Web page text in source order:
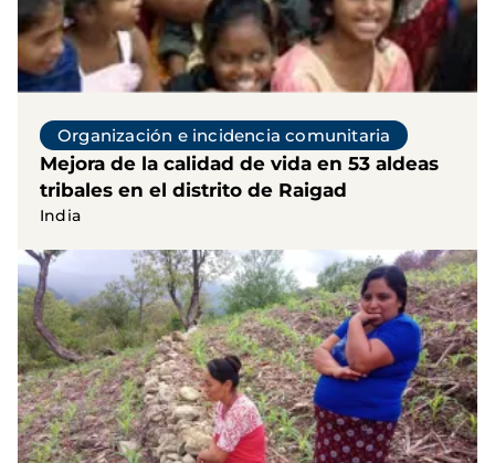
Organización e incidencia comunitaria
Mejora de la calidad de vida en 53 aldeas
tribales en el distrito de Raigad
India